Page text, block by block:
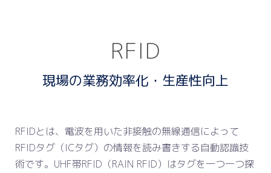
RFID
現場の業務効率化・生産性向上
RFIDとは、電波を用いた非接触の無線通信によって
RFIDタグ（ICタグ）の情報を読み書きする自動認識技
術です。UHF帯RFID（RAIN RFID）はタグを一つ一つ探